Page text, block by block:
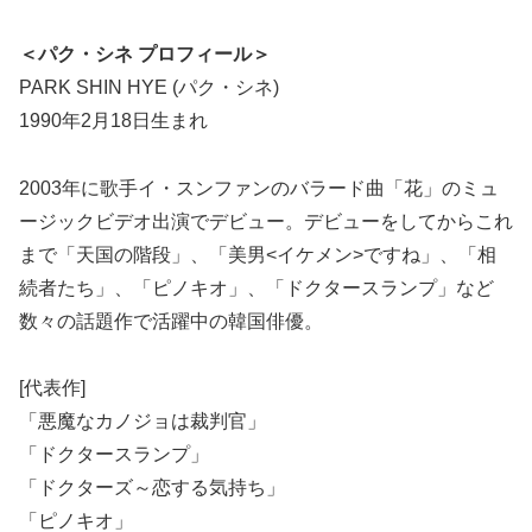
＜パク・シネ プロフィール＞
PARK SHIN HYE (パク・シネ)
1990年2月18日生まれ
2003年に歌手イ・スンファンのバラード曲「花」のミュ
ージックビデオ出演でデビュー。デビューをしてからこれ
まで「天国の階段」、「美男<イケメン>ですね」、「相
続者たち」、「ピノキオ」、「ドクタースランプ」など
数々の話題作で活躍中の韓国俳優。
[代表作]
「悪魔なカノジョは裁判官」
「ドクタースランプ」
「ドクターズ～恋する気持ち」
「ピノキオ」